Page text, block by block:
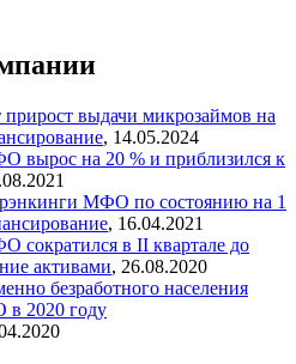
выдачи микрозаймов на
, 14.05.2024
вырос на 20 % и приблизился к
МФО по состоянию на 1
, 16.04.2021
сократился в II квартале до
активами, 26.08.2020
безработного населения
2020 году